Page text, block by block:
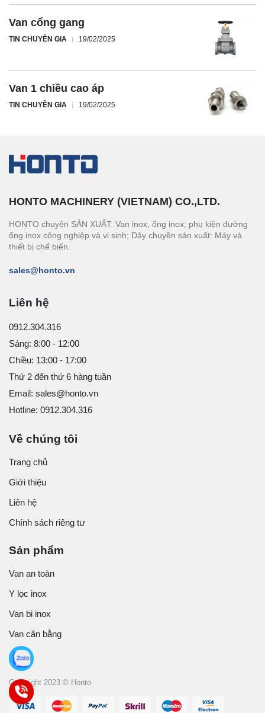
Van cổng gang
TIN CHUYÊN GIA 19/02/2025
Van 1 chiều cao áp
TIN CHUYÊN GIA 19/02/2025
HONTO MACHINERY (VIETNAM) CO.,LTD.
HONTO chuyên SẢN XUẤT: Van inox, ống inox; phụ kiện đường
ống inox công nghiệp và vi sinh; Dây chuyền sản xuất: Máy và
thiết bị chế biến.
sales@honto.vn
Liên hệ
0912.304.316
Sáng: 8:00 - 12:00
Chiều: 13:00 - 17:00
Thứ 2 đến thứ 6 hàng tuần
Email: sales@honto.vn
Hotline: 0912.304.316
Về chúng tôi
Trang chủ
Giới thiệu
Liên hệ
Chính sách riêng tư
Sản phẩm
Van an toàn
Y lọc inox
Van bi inox
Van cân bằng
Copyright 2023 © Honto